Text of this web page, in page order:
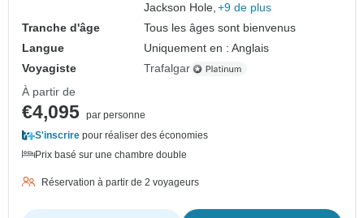
Jackson Hole, +9 de plus
Tranche d'âge
Tous les âges sont bienvenus
Langue
Uniquement en : Anglais
Voyagiste
Trafalgar
À partir de
€4,095 par personne
S'inscrire pour réaliser des économies
Prix basé sur une chambre double
Réservation à partir de 2 voyageurs